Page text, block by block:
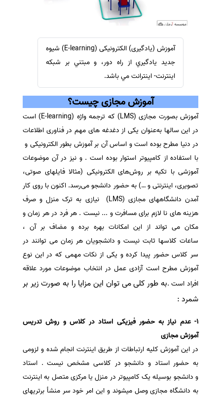
ترجمه عربی به فارسی
مشاهده همه زبان ها
سفارش پارافریز
سفارش فرمت‌بندی
سفارش کاهش کمیت
سفارش معرفی مجله
سفارش معرفی مقاله
سفارش معرفی کتاب
سفارش چکیده مبسوط
سفارش ترجمه مولتی‌مدیا
سفارش گویندگی
سفارش تولید محتوا
سفارش ترجمه همزمان
سفارش چکیده گرافیکی
سفارش تهیه کاورلتر
سفارش انگیزه‌نامه‌SOP
آموزش (یادگیری) الکترونیکی (E-learning) شیوه
جدید یادگیري از راه دور، و مبتني بر شبکه
اينترنت- اينترانت مي باشد.
آموزش مجازی چیست؟
آموزش بصورت مجازی (LMS) که ترجمه واژه (E-learning) است
در این سالها به‌عنوان یکی از دغدغه های مهم در فناوری اطلاعات
در دنیا مطرح بوده است و اساس آن بر آموزش بطور الکترونیکی و
با استفاده از کامپیوتر استوار بوده است . و نیز در آن موضوعات
آموزشی با تکیه بر روش‌های الکترونیکی (مثالا فایلهای صوتی،
تصویری، اینترنتی و …) به حضور دانشجو می‌رسد. اکنون با روی کار
آمدن دانشگاههای مجازی (LMS) نیازی به ترک منزل و صرف
هزینه های نا لازم برای مسافرت و ... نیست . هر فرد در هر زمان و
مکان می تواند از این امکانات بهره برده و مضاف بر آن ،
ساعات کلاسها ثابت نیست و دانشجویان هر زمان می توانند در
سر کلاس حضور پیدا کرده و یکی از نکات مهمی که در این نوع
آموزش مطرح است آزادی عمل در انتخاب موضوعات مورد علاقه
افراد است .به طور کلی می توان این مزایا را به صورت زیر بر
شمرد :
1- عدم نیاز به حضور فیزیکی استاد در کلاس و روش تدریس
آموزش مجازی
در این آموزش کلیه ارتباطات از طریق اینترنت انجام شده و لزومی
به حضور استاد و دانشجو در کلاسی مشخص نیست . استاد
و دانشجو بوسیله یک کامپیوتر در منزل یا مرکزی متصل به اینترنت
به دانشگاه مجازی وصل میشوند و این امر خود سر منشأ برتریهای